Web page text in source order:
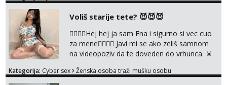
Voliš starije tete? 😈😈😈
❤️‍🔥❤️‍🔥Hej hej ja sam Ena i sigurno si vec cuo
za mene❤️‍🔥❤️‍🔥 Javi mi se ako zeliš samnom
na videopoziv da te doveden do vrhunca. 🎇
@enafriedrichkis Radim samo ONLINE I
Kategorija: Cyber sex Ženska osoba traži mušku osobu